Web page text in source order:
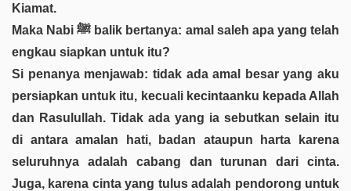
Kiamat.
Maka Nabi ﷺ balik bertanya: amal saleh apa yang telah
engkau siapkan untuk itu?
Si penanya menjawab: tidak ada amal besar yang aku
persiapkan untuk itu, kecuali kecintaanku kepada Allah
dan Rasulullah. Tidak ada yang ia sebutkan selain itu
di antara amalan hati, badan ataupun harta karena
seluruhnya adalah cabang dan turunan dari cinta.
Juga, karena cinta yang tulus adalah pendorong untuk